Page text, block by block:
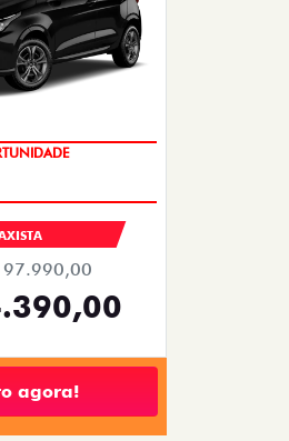
97.990,00
agora!